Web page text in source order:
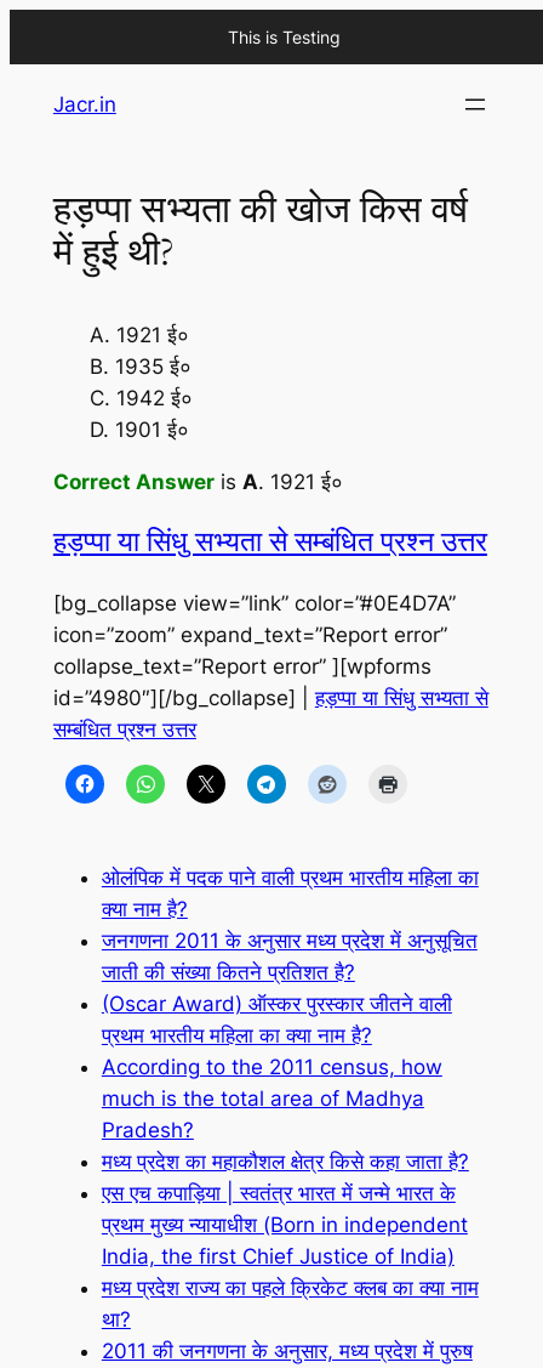
This is Testing
Jacr.in
हड़प्पा सभ्यता की खोज किस वर्ष
में हुई थी?
A. 1921 ई०
B. 1935 ई०
C. 1942 ई०
D. 1901 ई०
Correct Answeris A. 1921 ई०
हड़प्पा या सिंधु सभ्यता से सम्बंधित प्रश्न उत्तर
[bg_collapse view=”link” color=”#0E4D7A”
icon=”zoom” expand_text=”Report error”
collapse_text=”Report error” ][wpforms
id=”4980″][/bg_collapse] |हड़प्पा या सिंधु सभ्यता से
सम्बंधित प्रश्न उत्तर
ओलंपिक में पदक पाने वाली प्रथम भारतीय महिला का
क्या नाम है?
जनगणना 2011 के अनुसार मध्य प्रदेश में अनुसूचित
जाती की संख्या कितने प्रतिशत है?
(Oscar Award) ऑस्कर पुरस्कार जीतने वाली
प्रथम भारतीय महिला का क्या नाम है?
According to the 2011 census, how
much is the total area of Madhya
Pradesh?
मध्य प्रदेश का महाकौशल क्षेत्र किसे कहा जाता है?
एस एच कपाड़िया | स्वतंत्र भारत में जन्मे भारत के
प्रथम मुख्य न्यायाधीश (Born in independent
India, the first Chief Justice of India)
मध्य प्रदेश राज्य का पहले क्रिकेट क्लब का क्या नाम
था?
2011 की जनगणना के अनुसार, मध्य प्रदेश में पुरुष